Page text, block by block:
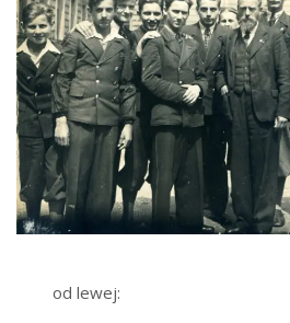
od lewej: